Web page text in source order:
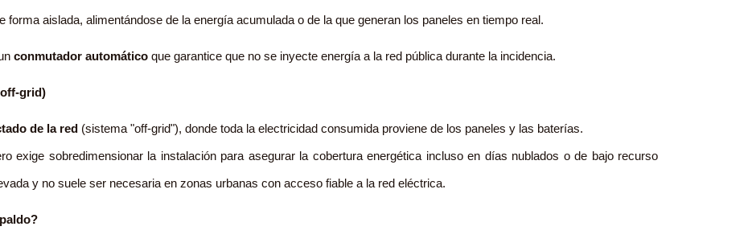
forma aislada, alimentándose de la energía acumulada o de la que generan los paneles en tiempo real.
conmutador automático que garantice que no se inyecte energía a la red pública durante la incidencia.
grid)
de la red (sistema "off-grid"), donde toda la electricidad consumida proviene de los paneles y las baterías.
exige sobredimensionar la instalación para asegurar la cobertura energética incluso en días nublados o de bajo recurso
y no suele ser necesaria en zonas urbanas con acceso fiable a la red eléctrica.